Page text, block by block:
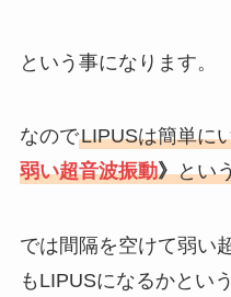
という事になります。
なのでLIPUSは簡単に
弱い超音波振動》とい
では間隔を空けて弱い
もLIPUSになるかとい